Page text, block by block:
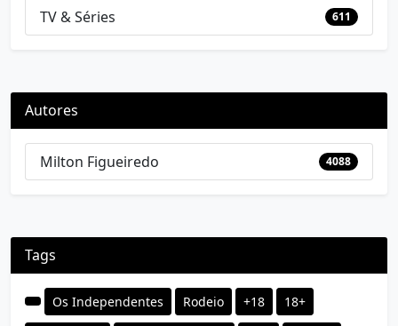
TV & Séries 611
Autores
Milton Figueiredo 4088
Tags
Os Independentes Rodeio +18 18+